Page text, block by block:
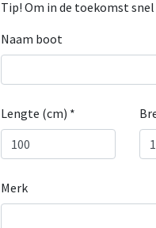
Tip! Om in de toekomst
Naam boot
Lengte (cm) *
Merk